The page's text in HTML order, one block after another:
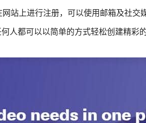
站上进行注册，可以使用邮箱及社交
人都可以以简单的方式轻松创建精彩